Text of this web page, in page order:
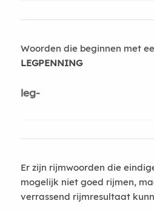
Woorden die beginnen met
LEGPENNING
leg-
Er zijn rijmwoorden die
mogelijk niet goed rijmen,
verrassend rijmresultaat